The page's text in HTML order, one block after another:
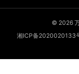
© 2026
湘ICP备2020020133